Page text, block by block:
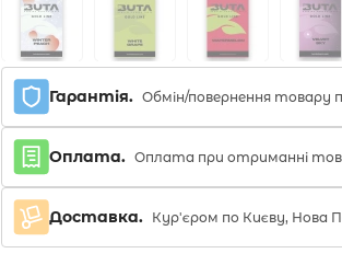
Гарантія. Обмін/повернення товару
Оплата. Оплата при отриманні
Доставка. Кур'єром по Києву, Нова